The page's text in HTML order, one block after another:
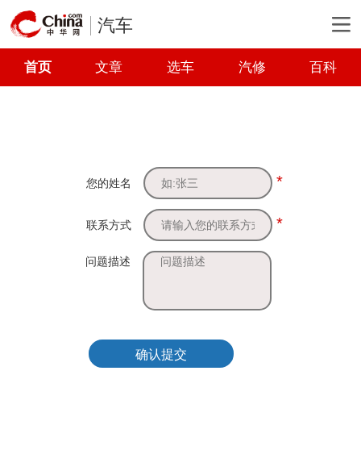
汽车
首页 文章 选车 汽修 百科
您的姓名 *
联系方式 *
问题描述
确认提交